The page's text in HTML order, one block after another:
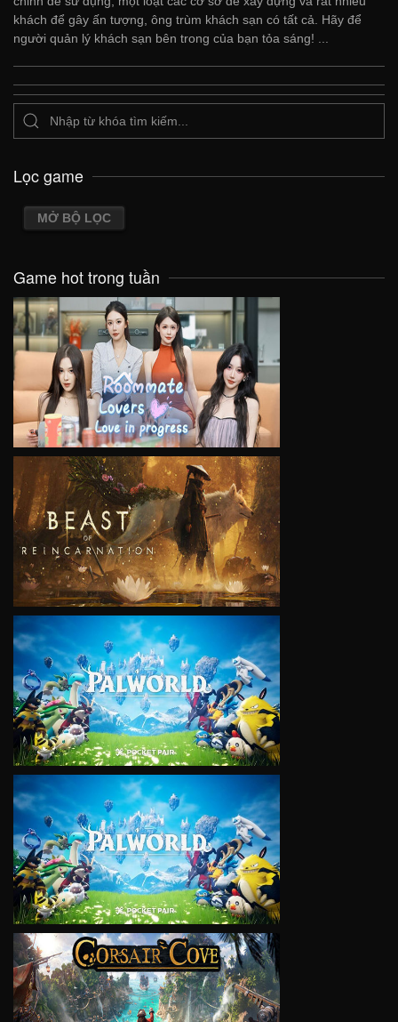
khách để gây ấn tượng, ông trùm khách sạn có tất cả. Hãy để
người quản lý khách sạn bên trong của bạn tỏa sáng! ...
Lọc game
MỞ BỘ LỌC
Game hot trong tuần
VIEW
VIEW
VIEW
VIEW
VIEW